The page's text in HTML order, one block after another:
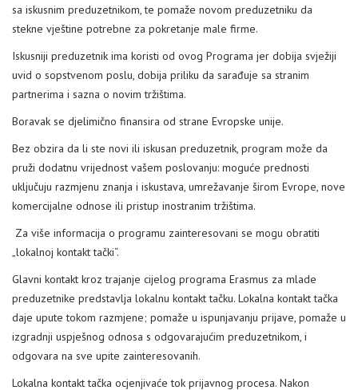
sa iskusnim preduzetnikom, te pomaže novom preduzetniku da
stekne vještine potrebne za pokretanje male firme.
Iskusniji preduzetnik ima koristi od ovog Programa jer dobija svježiji
uvid o sopstvenom poslu, dobija priliku da sarađuje sa stranim
partnerima i sazna o novim tržištima.
Boravak se djelimično finansira od strane Evropske unije.
Bez obzira da li ste novi ili iskusan preduzetnik, program može da
pruži dodatnu vrijednost vašem poslovanju: moguće prednosti
uključuju razmjenu znanja i iskustava, umrežavanje širom Evrope, nove
komercijalne odnose ili pristup inostranim tržištima.
Za više informacija o programu zainteresovani se mogu obratiti
„lokalnoj kontakt tački“.
Glavni kontakt kroz trajanje cijelog programa Erasmus za mlade
preduzetnike predstavlja lokalnu kontakt tačku. Lokalna kontakt tačka
daje upute tokom razmjene; pomaže u ispunjavanju prijave, pomaže u
izgradnji uspješnog odnosa s odgovarajućim preduzetnikom, i
odgovara na sve upite zainteresovanih.
Lokalna kontakt tačka ocjenjivaće tok prijavnog procesa. Nakon